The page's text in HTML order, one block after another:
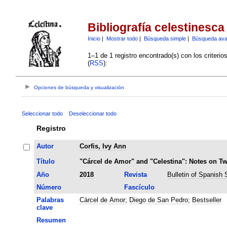
Bibliografía celestinesca
Inicio| Mostrar todo| Búsqueda simple| Búsqueda
1–1 de 1 registro encontrado(s) con los
(RSS):
Opciones de búsqueda y visualización
Seleccionar todo Deseleccionar todo
Registro
Autor
Corfis, Ivy Ann
Título
"Cárcel de Amor" and "Celestina": Notes on
Año
2018 Revista
Bulletin of Spanish
Número
Fascículo
Palabras
clave
Cárcel de Amor; Diego de San Pedro; Bestseller
Resumen